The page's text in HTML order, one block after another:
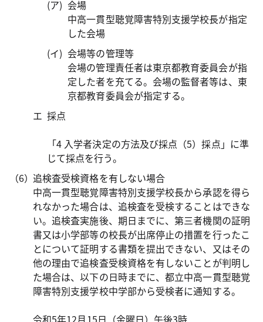
会場
中高一貫型聴覚障害特別支援学校長が指定
した会場
会場等の管理等
会場の管理責任者は東京都教育委員会が指
定した者を充てる。会場の監督者等は、東
京都教育委員会が指定する。
採点
「4 入学者決定の方法及び採点（5）採点」に準
じて採点を行う。
追検査受検資格を有しない場合
中高一貫型聴覚障害特別支援学校長から承認を得ら
れなかった場合は、追検査を受検することはできな
い。追検査実施後、期日までに、第三者機関の証明
書又は小学部等の校長が出席停止の措置を行ったこ
とについて証明する書類を提出できない、又はその
他の理由で追検査受検資格を有しないことが判明し
た場合は、以下の日時までに、都立中高一貫型聴覚
障害特別支援学校中学部から受検者に通知する。
令和5年12月15日（金曜日）午後3時